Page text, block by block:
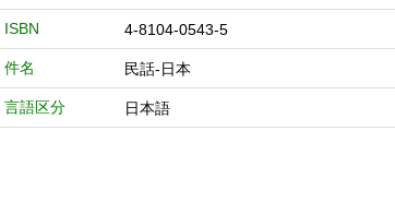
ISBN 4-8104-0543-5
件名 民話-日本
言語区分 日本語